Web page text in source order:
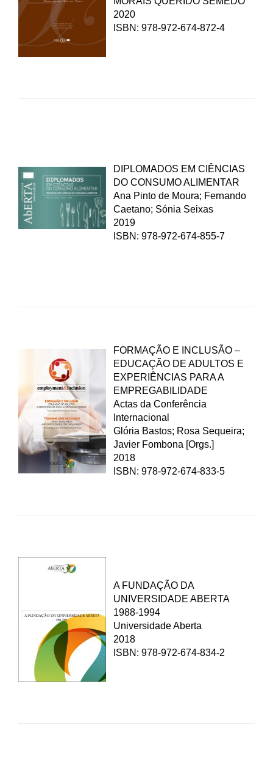
2020
ISBN: 978-972-674-872-4
DIPLOMADOS EM CIÊNCIAS
DO CONSUMO ALIMENTAR
Ana Pinto de Moura; Fernando
Caetano; Sónia Seixas
2019
ISBN: 978-972-674-855-7
FORMAÇÃO E INCLUSÃO –
EDUCAÇÃO DE ADULTOS E
EXPERIÊNCIAS PARA A
EMPREGABILIDADE
Actas da Conferência
Internacional
Glória Bastos; Rosa Sequeira;
Javier Fombona [Orgs.]
2018
ISBN: 978-972-674-833-5
A FUNDAÇÃO DA
UNIVERSIDADE ABERTA
1988-1994
Universidade Aberta
2018
ISBN: 978-972-674-834-2